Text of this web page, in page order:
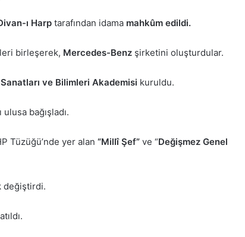
ı Harp tarafından idama mahkûm edildi.
birleşerek, Mercedes-Benz şirketini oluşturdular.
ve Bilimleri Akademisi kuruldu.
bağışladı.
Tüzüğü’nde yer alan “Millî Şef” ve “Değişmez Genel
değiştirdi.